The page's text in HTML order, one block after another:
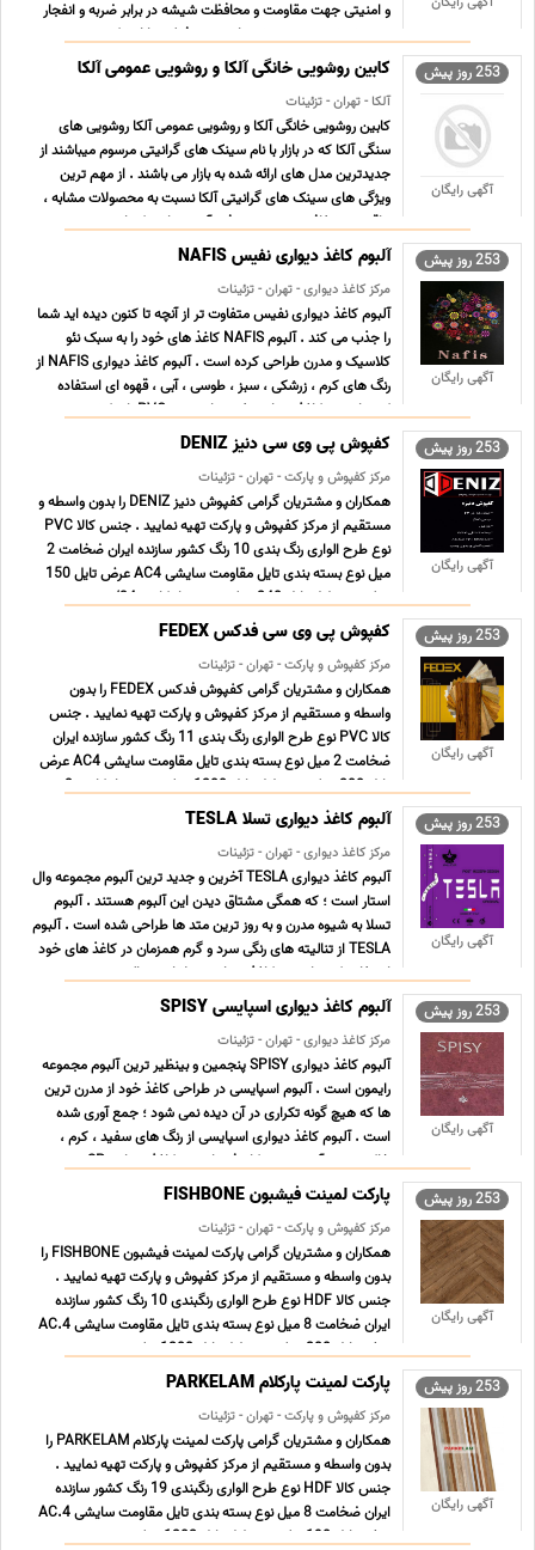
و امنیتی جهت مقاومت و محافظت شیشه در برابر ضربه و انفجار
بروی شیشه نصب می شود این ویندوفیلم ها از شکستن ... ...
253 روز پیش
آگهی رایگان
کابین روشویی خانگی آلکا و روشویی عمومی آلکا
آلکا - تهران - تزئینات
کابین روشویی خانگی آلکا و روشویی عمومی آلکا روشویی های
سنگی آلکا که در بازار با نام سینک های گرانیتی مرسوم میباشند از
جدیدترین مدل های ارائه شده به بازار می باشند . از مهم ترین
ویژگی های سینک های گرانیتی آلکا نسبت به محصولات مشابه ،
براقیت و شفافیت منحصر به فرد آن می باشد که این ... ...
253 روز پیش
آگهی رایگان
آلبوم کاغذ دیواری نفیس NAFIS
مرکز کاغذ دیواری - تهران - تزئینات
آلبوم کاغذ دیواری نفیس متفاوت تر از آنچه تا کنون دیده اید شما
را جذب می کند . آلبوم NAFIS کاغذ های خود را به سبک نئو
کلاسیک و مدرن طراحی کرده است . آلبوم کاغذ دیواری NAFIS از
رنگ های کرم ، زرشکی ، سبز ، طوسی ، آبی ، قهوه ای استفاده
کرده است . کاغذ دیواری نفیس از جنس PVC با روکش و ... ...
253 روز پیش
آگهی رایگان
کفپوش پی وی سی دنیز DENIZ
مرکز کفپوش و پارکت - تهران - تزئینات
همکاران و مشتریان گرامی کفپوش دنیز DENIZ را بدون واسطه و
مستقیم از مرکز کفپوش و پارکت تهیه نمایید . جنس کالا PVC
نوع طرح الواری رنگ بندی 10 رنگ کشور سازنده ایران ضخامت 2
میل نوع بسته بندی تایل مقاومت سایشی AC4 عرض تایل 150
میلی متر طول تایل 240 میلی متر متراژ کارتن 34/ ... ...
253 روز پیش
آگهی رایگان
کفپوش پی وی سی فدکس FEDEX
مرکز کفپوش و پارکت - تهران - تزئینات
همکاران و مشتریان گرامی کفپوش فدکس FEDEX را بدون
واسطه و مستقیم از مرکز کفپوش و پارکت تهیه نمایید . جنس
کالا PVC نوع طرح الواری رنگ بندی 11 رنگ کشور سازنده ایران
ضخامت 2 میل نوع بسته بندی تایل مقاومت سایشی AC4 عرض
...
253 روز پیش
آگهی رایگان
آلبوم کاغذ دیواری تسلا TESLA
مرکز کاغذ دیواری - تهران - تزئینات
آلبوم کاغذ دیواری TESLA آخرین و جدید ترین آلبوم مجموعه وال
استار است ؛ که همگی مشتاق دیدن این آلبوم هستند . آلبوم
تسلا به شیوه مدرن و به روز ترین متد ها طراحی شده است . آلبوم
TESLA از تنالیته های رنگی سرد و گرم همزمان در کاغذ های خود
استفاده کرده است . کاغذ دیواری تسلا از متریالی ... ...
253 روز پیش
آگهی رایگان
آلبوم کاغذ دیواری اسپایسی SPISY
مرکز کاغذ دیواری - تهران - تزئینات
آلبوم کاغذ دیواری SPISY پنجمین و بینظیر ترین آلبوم مجموعه
رایمون است . آلبوم اسپایسی در طراحی کاغذ خود از مدرن ترین
ها که هیچ گونه تکراری در آن دیده نمی شود ؛ جمع آوری شده
است . آلبوم کاغذ دیواری اسپایسی از رنگ های سفید ، کرم ،
خاکستری ، آبی و ... به کار رفته است . کاغذ دیواری SP ... ...
253 روز پیش
آگهی رایگان
پارکت لمینت فیشبون FISHBONE
مرکز کفپوش و پارکت - تهران - تزئینات
همکاران و مشتریان گرامی پارکت لمینت فیشبون FISHBONE را
بدون واسطه و مستقیم از مرکز کفپوش و پارکت تهیه نمایید .
جنس کالا HDF نوع طرح الواری رنگبندی 10 رنگ کشور سازنده
ایران ضخامت 8 میل نوع بسته بندی تایل مقاومت سایشی AC.4
عرض تایل 200 میلی متر طول تایل 1200میلی متر متر ... ...
253 روز پیش
آگهی رایگان
پارکت لمینت پارکلام PARKELAM
مرکز کفپوش و پارکت - تهران - تزئینات
همکاران و مشتریان گرامی پارکت لمینت پارکلام PARKELAM را
بدون واسطه و مستقیم از مرکز کفپوش و پارکت تهیه نمایید .
جنس کالا HDF نوع طرح الواری رنگبندی 19 رنگ کشور سازنده
ایران ضخامت 8 میل نوع بسته بندی تایل مقاومت سایشی AC.4
عرض تایل 190میلی متر طول تایل 1202 میلی متر متر ... ...